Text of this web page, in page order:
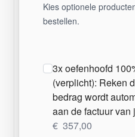
Kies optionele
bestellen.
3x oefenhoofd
(verplicht): Reken
bedrag wordt
aan de factuur
€ 357,00